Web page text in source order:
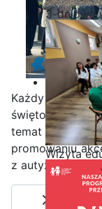
3-dniowa
4
Wizyta
Każdy z nas
święto
temat
promowaniu
z autyzmem.
Czytaj